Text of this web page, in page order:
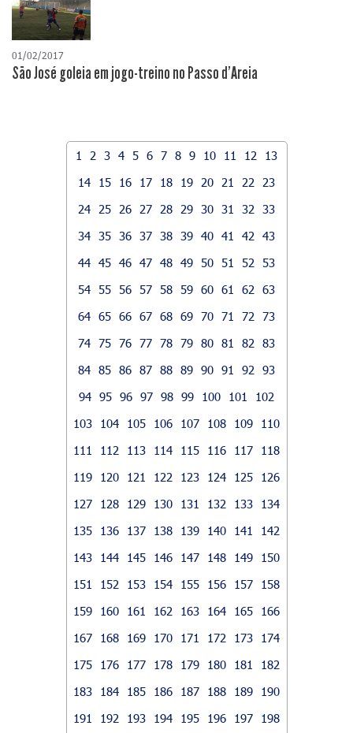
01/02/2017
São José goleia em jogo-treino no Passo d'Areia
1 2 3 4 5 6 7 8 9 10 11 12
13
14
15 16 17 18 19 20 21 22
23
24
25 26 27 28 29 30 31 32
33
34 35 36 37 38 39 40 41 42
43
44 45 46 47 48 49 50 51 52
53
54 55 56 57 58 59 60 61 62
63
64 65 66 67 68 69 70 71 72
73
74 75 76 77 78 79 80 81 82
83
84 85 86 87 88 89 90 91 92
93
94 95 96 97 98 99 100 101
102
103
104 105 106 107 108 109
110
111
112 113 114 115 116 117
118
119
120 121 122 123 124 125
126
127
128 129 130 131 132 133
134
135
136 137 138 139 140 141
142
143
144 145 146 147 148 149
150
151
152 153 154 155 156 157
158
159
160 161 162 163 164 165
166
167
168 169 170 171 172 173
174
175
176 177 178 179 180 181
182
183
184 185 186 187 188 189
190
191
192 193 194 195 196 197
198